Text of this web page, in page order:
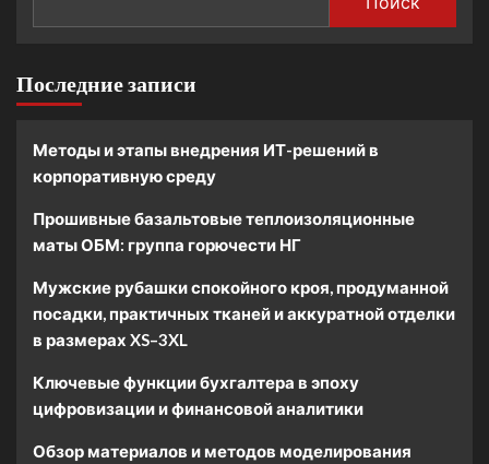
Последние записи
Методы и этапы внедрения ИТ-решений в
корпоративную среду
Прошивные базальтовые теплоизоляционные
маты ОБМ: группа горючести НГ
Мужские рубашки спокойного кроя, продуманной
посадки, практичных тканей и аккуратной отделки
в размерах XS–3XL
Ключевые функции бухгалтера в эпоху
цифровизации и финансовой аналитики
Обзор материалов и методов моделирования